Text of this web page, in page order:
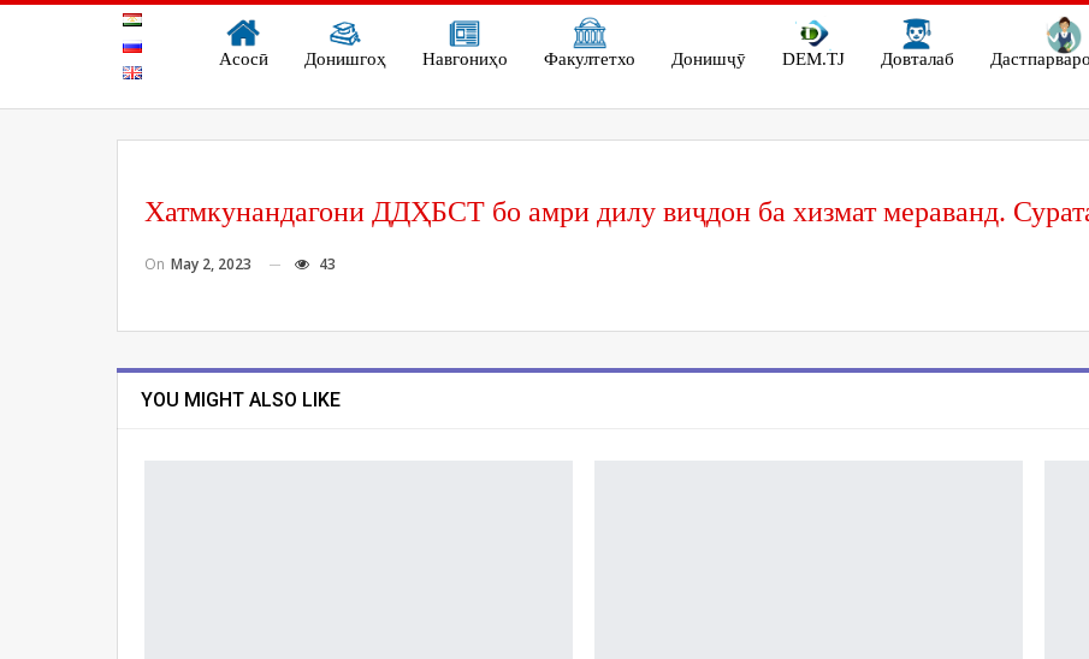
Асосӣ Донишгоҳ Навгониҳо Факултетхо Донишҷӯ DEM.TJ Довталаб
Хатмкунандагони ДДҲБСТ бо амри дилу виҷдон ба хизмат мераванд.
On May 2, 2023 43
YOU MIGHT ALSO LIKE